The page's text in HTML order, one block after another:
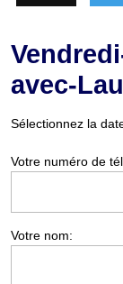
avec-
Sélectionnez la
Votre numéro de
Votre nom: